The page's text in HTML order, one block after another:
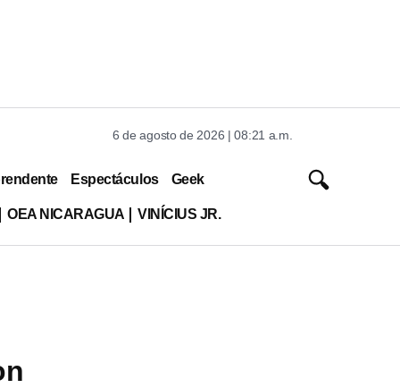
6 de agosto de 2026 | 08:21 a.m.
Espectáculos Geek
OEA NICARAGUA VINÍCIUS JR.